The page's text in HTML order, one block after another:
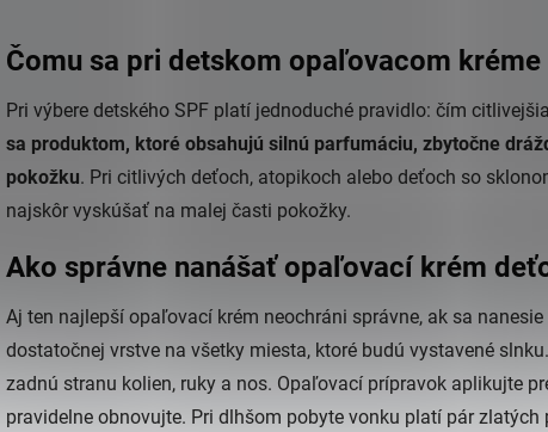
Čomu sa pri detskom opaľovacom
Pri výbere detského SPF platí jednoduché pravidlo: čím
sa produktom, ktoré obsahujú silnú parfumáciu, zbytočne
pokožku. Pri citlivých deťoch, atopikoch alebo deťoch so
najskôr vyskúšať na malej časti pokožky.
Ako správne nanášať opaľovací krém
Aj ten najlepší opaľovací krém neochráni správne, ak sa
dostatočnej vrstve na všetky miesta, ktoré budú vystavené
zadnú stranu kolien, ruky a nos. Opaľovací prípravok aplikujte
pravidelne obnovujte. Pri dlhšom pobyte vonku platí pár